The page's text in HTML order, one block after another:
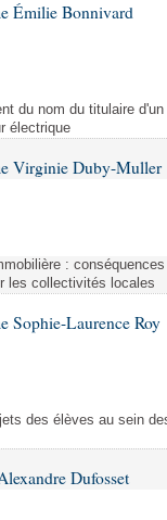
Émilie Bonnivard
du nom du titulaire
électrique
Virginie Duby-Muller
:
les collectivités locales
Sophie-Laurence Roy
des élèves au sein
Dufosset